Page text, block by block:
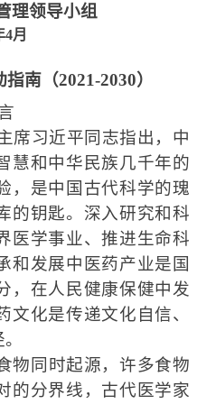
理领导小组
4月
南（2021-2030）
席习近平同志指出，中
慧和中华民族几千年的
，是中国古代科学的瑰
的钥匙。深入研究和科
医学事业、推进生命科
和发展中医药产业是国
，在人民健康保健中发
化是传递文化自信、
物同时起源，许多食物
的分界线，古代医学家